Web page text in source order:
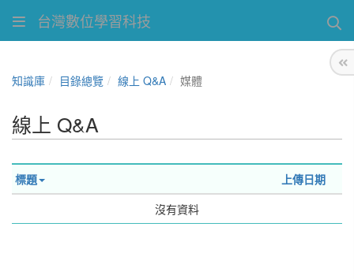
台灣數位學習科技
知識庫 目錄總覽 線上 Q&A 媒體
線上 Q&A
標題
上傳日期
沒有資料